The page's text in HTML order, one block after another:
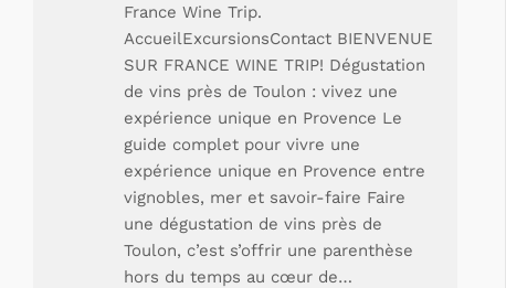
France Wine Trip.
AccueilExcursionsContact BIENVENUE
SUR FRANCE WINE TRIP! Dégustation
de vins près de Toulon : vivez une
expérience unique en Provence Le
guide complet pour vivre une
expérience unique en Provence entre
vignobles, mer et savoir-faire Faire
une dégustation de vins près de
Toulon, c’est s’offrir une parenthèse
hors du temps au cœur de…